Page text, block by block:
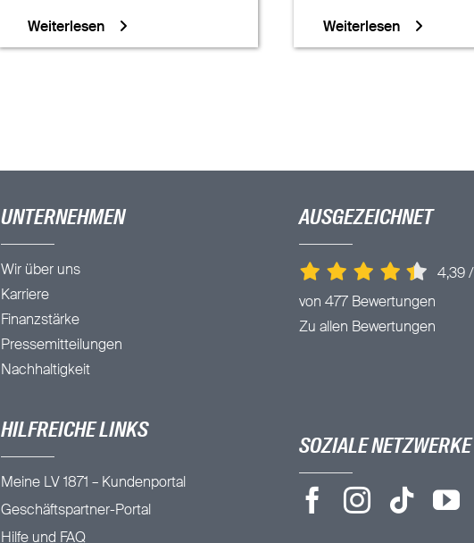
Weiterlesen Weiterlesen
UNTERNEHMEN
Wir über uns
Karriere
Finanzstärke
Pressemitteilungen
Nachhaltigkeit
HILFREICHE LINKS
Meine LV 1871 – Kundenportal
Geschäftspartner-Portal
Hilfe und FAQ
AUSGEZEICHNET
4,39/
von 477 Bewertungen
Zu allen Bewertungen
SOZIALE NETZWERKE